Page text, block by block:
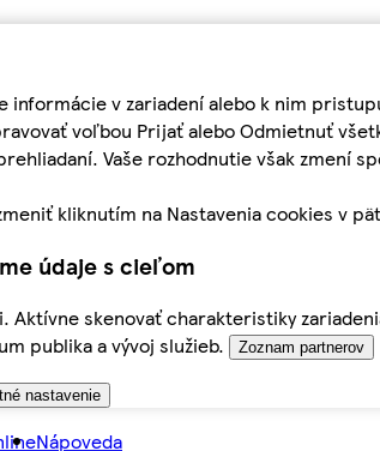
informácie v zariadení alebo k nim
voľbou Prijať alebo Odmietnuť
Vaše rozhodnutie však zmení
kliknutím na Nastavenia cookies v
údaje s cieľom
Aktívne skenovať charakteristiky
publika a vývoj služieb.
Zoznam partnerov
nastavenie
Nápoveda